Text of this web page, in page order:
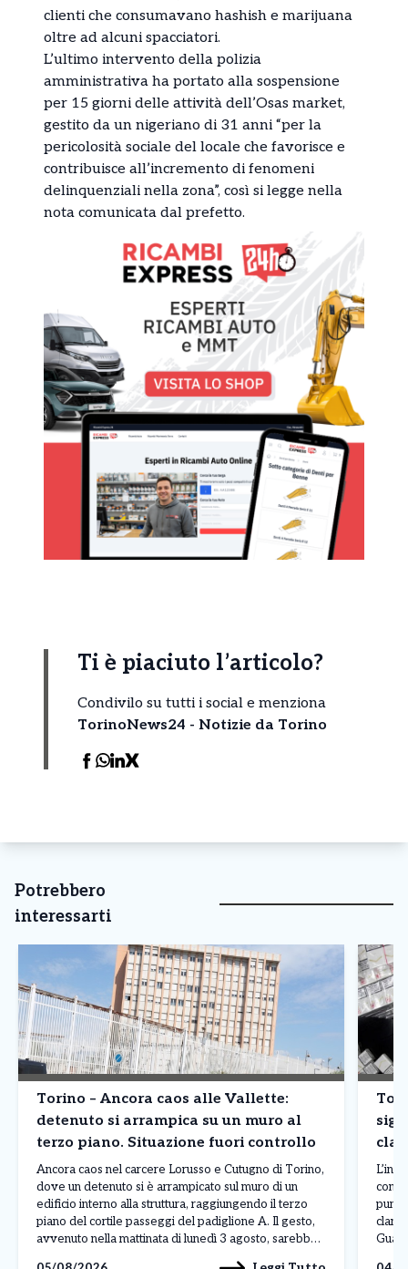
clienti che consumavano hashish e marijuana
oltre ad alcuni spacciatori.
L’ultimo intervento della polizia
amministrativa ha portato alla sospensione
per 15 giorni delle attività dell’Osas market,
gestito da un nigeriano di 31 anni “per la
pericolosità sociale del locale che favorisce e
contribuisce all’incremento di fenomeni
delinquenziali nella zona”, così si legge nella
nota comunicata dal prefetto.
Ti è piaciuto l’articolo?
Condivilo su tutti i social e menziona
TorinoNews24 - Notizie da Torino
Potrebbero
interessarti
Torino – Ancora caos alle Vallette:
detenuto si arrampica su un muro al
terzo piano. Situazione fuori controllo
Ancora caos nel carcere Lorusso e Cutugno di Torino,
dove un detenuto si è arrampicato sul muro di un
edificio interno alla struttura, raggiungendo il terzo
piano del cortile passeggi del padiglione A. Il gesto,
avvenuto nella mattinata di lunedì 3 agosto, sarebbe